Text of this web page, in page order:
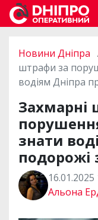
Новини Дніпра
штрафи за
водіям Дніпра
Захмарні
знати
подорожі
16.01.2025
Альона